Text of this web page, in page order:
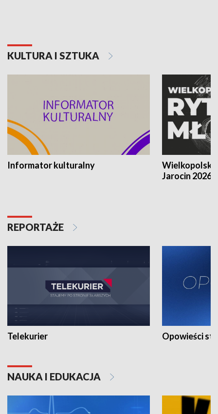
KULTURA I SZTUKA
Informator kulturalny
Jarocin 2026
REPORTAŻE
Telekurier Opowieści
NAUKA I EDUKACJA